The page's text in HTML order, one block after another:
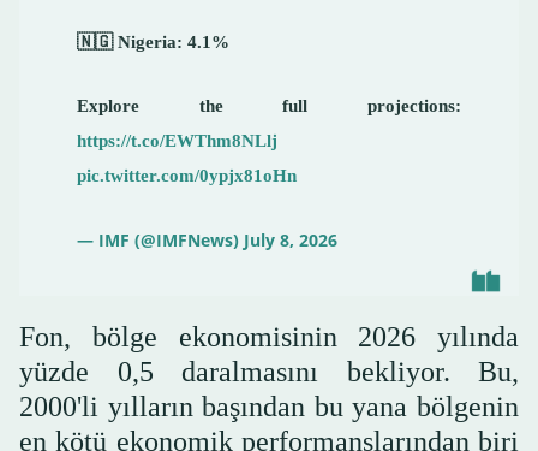
🇳🇬 Nigeria: 4.1%
Explore the full projections:
https://t.co/EWThm8NLlj
pic.twitter.com/0ypjx81oHn
— IMF (@IMFNews) July 8, 2026
Fon, bölge ekonomisinin 2026 yılında
yüzde 0,5 daralmasını bekliyor. Bu,
2000'li yılların başından bu yana bölgenin
en kötü ekonomik performanslarından biri